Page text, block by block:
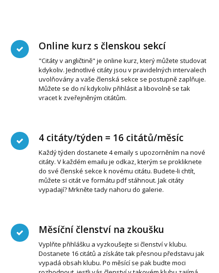
Online kurz s členskou sekcí
"Citáty v angličtině" je online kurz, který můžete studovat
kdykoliv. Jednotlivé citáty jsou v pravidelných intervalech
uvolňovány a vaše členská sekce se postupně zaplňuje.
Můžete se do ní kdykoliv přihlásit a libovolně se tak
vracet k zveřejněným citátům.
4 citáty/týden = 16 citátů/měsíc
Každý týden dostanete 4 emaily s upozorněním na nové
citáty. V každém emailu je odkaz, kterým se prokliknete
do své členské sekce k novému citátu. Budete-li chtít,
můžete si citát ve formátu pdf stáhnout. Jak citáty
vypadají? Mrkněte tady nahoru do galerie.
Měsíční členství na zkoušku
Vyplňte přihlášku a vyzkoušejte si členství v klubu.
Dostanete 16 citátů a získáte tak přesnou představu jak
vypadá obsah klubu. Po měsící se pak budte moci